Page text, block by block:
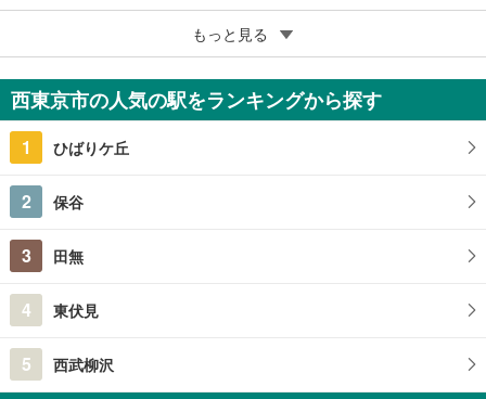
西原グリーンハイツ
1,980万円
3LDK
東京都西東京市西原町4丁目
もっと見る
西東京市の人気の駅をランキングから探す
1 ひばりケ丘
2 保谷
3 田無
4 東伏見
5 西武柳沢